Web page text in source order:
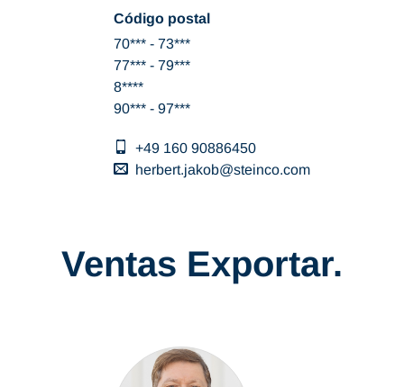
Código postal
70*** - 73***
77*** - 79***
8****
90*** - 97***
+49 160 90886450
herbert.jakob
steinco com
Ventas Exportar.